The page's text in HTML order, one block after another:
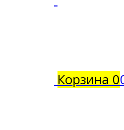
Корзина 0